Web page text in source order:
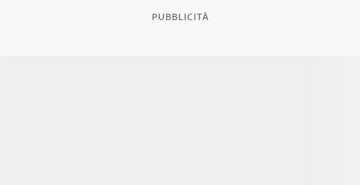
PUBBLICITÀ